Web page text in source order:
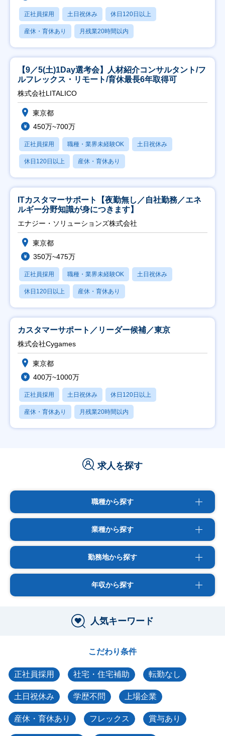
正社員採用 土日祝休み 休日120日以上
産休・育休あり 月残業20時間以内
【9／5(土)1Day選考会】人材紹介コンサルタント/フ
ルフレックス・リモート/育休最長6年取得可
株式会社LITALICO
東京都
450万~700万
正社員採用 職種・業界未経験OK 土日祝休み
休日120日以上 産休・育休あり
ITカスタマーサポート【夜勤無し／自社勤務／エネ
ルギー分野知識が身につきます】
エナジー・ソリューションズ株式会社
東京都
350万~475万
正社員採用 職種・業界未経験OK 土日祝休み
休日120日以上 産休・育休あり
カスタマーサポート／リーダー候補／東京
株式会社Cygames
東京都
400万~1000万
正社員採用 土日祝休み 休日120日以上
産休・育休あり 月残業20時間以内
求人を探す
職種から探す
業種から探す
勤務地から探す
年収から探す
人気キーワード
こだわり条件
正社員採用 社宅・住宅補助 転勤なし
土日祝休み 学歴不問 上場企業
産休・育休あり フレックス 賞与あり